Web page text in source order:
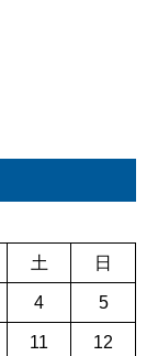
土 日
4 5
11 12